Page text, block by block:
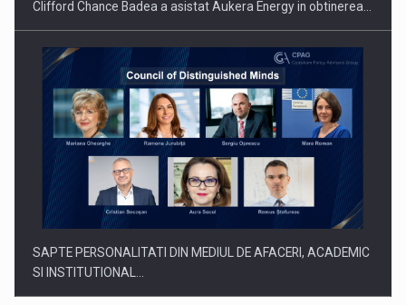
Clifford Chance Badea a asistat Aukera Energy in obtinerea…
SAPTE PERSONALITATI DIN MEDIUL DE AFACERI, ACADEMIC
SI INSTITUTIONAL…